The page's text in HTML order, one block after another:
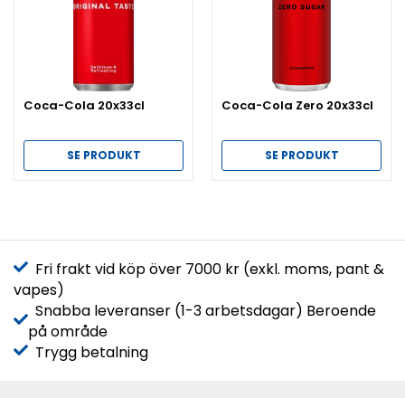
Coca-Cola 20x33cl
SE PRODUKT
Coca-Cola Zero 20x33cl
SE PRODUKT
Fri frakt vid köp över 7000 kr (exkl. moms, pant &
vapes)
Snabba leveranser (1-3 arbetsdagar) Beroende
på område
Trygg betalning